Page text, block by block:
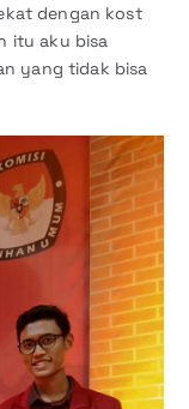
dengan kost
itu aku bisa
yang tidak bisa